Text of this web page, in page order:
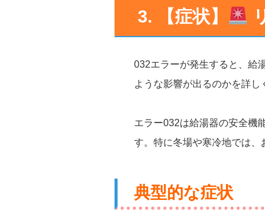
3. 【症状】
032エラーが発生すると、給
ような影響が出るのかを詳し
エラー032は給湯器の安全機
す。特に冬場や寒冷地では、
典型的な症状